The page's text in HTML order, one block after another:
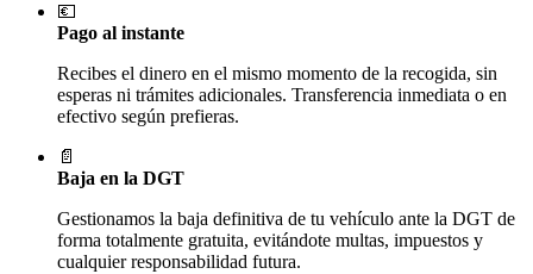
💶
Pago al instante
Recibes el dinero en el mismo momento de la recogida, sin
esperas ni trámites adicionales. Transferencia inmediata o en
efectivo según prefieras.
📄
Baja en la DGT
Gestionamos la baja definitiva de tu vehículo ante la DGT de
forma totalmente gratuita, evitándote multas, impuestos y
cualquier responsabilidad futura.